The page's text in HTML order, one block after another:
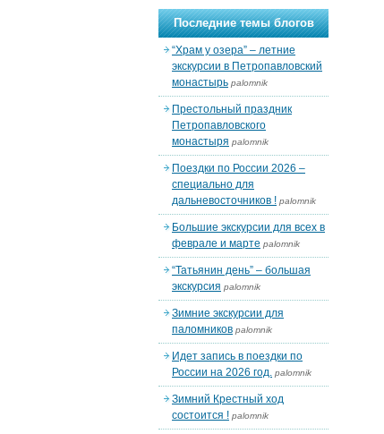
Последние темы блогов
“Храм у озера” – летние
экскурсии в Петропавловский
монастырь palomnik
Престольный праздник
Петропавловского
монастыря palomnik
Поездки по России 2026 –
специально для
дальневосточников ! palomnik
Большие экскурсии для всех в
феврале и марте palomnik
“Татьянин день” – большая
экскурсия palomnik
Зимние экскурсии для
паломников palomnik
Идет запись в поездки по
России на 2026 год. palomnik
Зимний Крестный ход
состоится ! palomnik